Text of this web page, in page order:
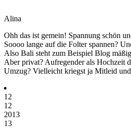
Alina
Ohh das ist gemein! Spannung schön
Soooo lange auf die Folter spannen?
Also Bali steht zum Beispiel Blog
Aber privat? Aufregender als Hochzeit
Umzug? Vielleicht kriegst ja Mitleid
12
12
2013
13